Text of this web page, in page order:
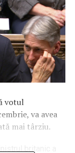
votul
va avea
mai târziu.